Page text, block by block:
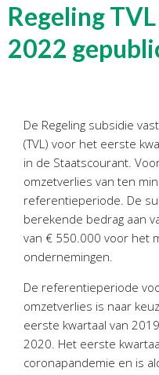
Onzediensten
Tijdelijk financieel
Personeel & Organisatie
Bedrijfseconomisch advies
Belastingadvies
Online boekhouden
Nieuws&informatie
Nieuwsbrief
Nieuwsoverzicht
Handige links
Downloads
Regeling
2022
De Regeling subsidie
(TVL) voor het eerste
in de Staatscourant.
omzetverlies van ten
referentieperiode. De
berekende bedrag aan
van € 550.000 voor het
ondernemingen.
De referentieperiode
omzetverlies is naar
eerste kwartaal van
2020. Het eerste
coronapandemie en is